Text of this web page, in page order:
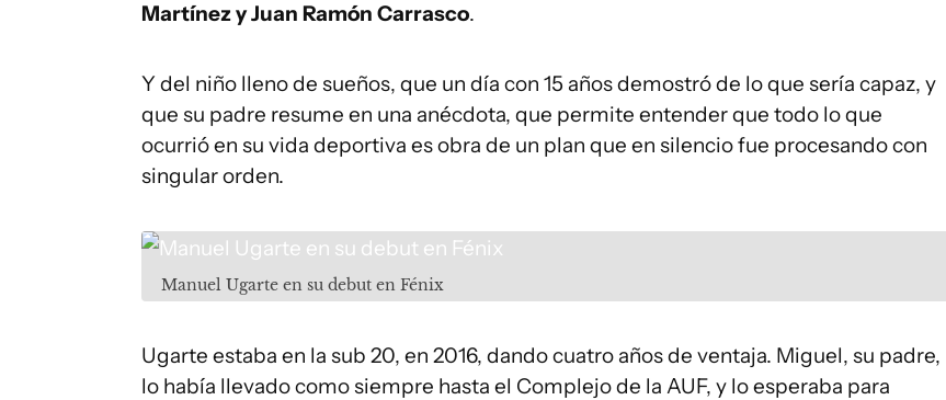
Martínez y Juan Ramón Carrasco.
Y del niño lleno de sueños, que un día con 15 años demostró de lo que sería capaz, y
que su padre resume en una anécdota, que permite entender que todo lo que
ocurrió en su vida deportiva es obra de un plan que en silencio fue procesando con
singular orden.
Manuel Ugarte en su debut en Fénix
Ugarte estaba en la sub 20, en 2016, dando cuatro años de ventaja. Miguel, su padre,
lo había llevado como siempre hasta el Complejo de la AUF, y lo esperaba para